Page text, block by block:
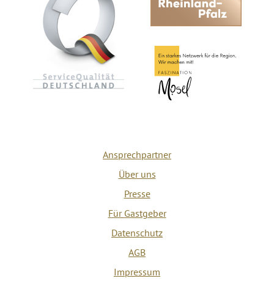
Ansprechpartner
Über uns
Presse
Für Gastgeber
Datenschutz
AGB
Impressum